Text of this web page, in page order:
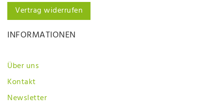
Vertrag widerrufen
INFORMATIONEN
Über uns
Kontakt
Newsletter